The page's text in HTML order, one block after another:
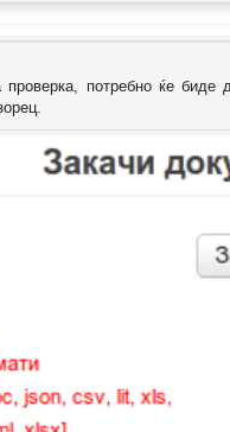
проверка, потребно ќе биде